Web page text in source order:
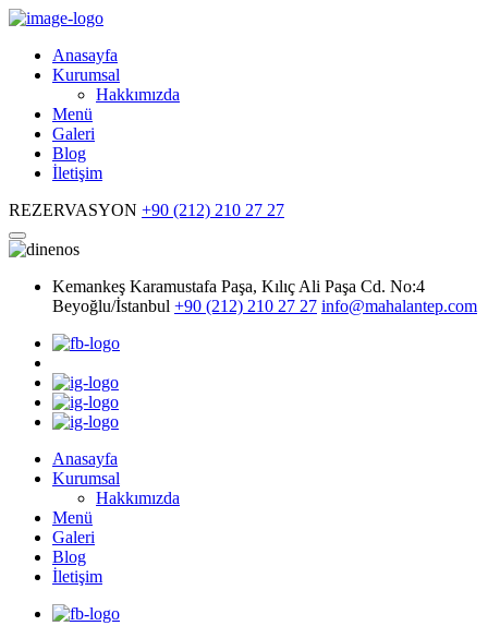
Anasayfa
Kurumsal
Hakkımızda
Menü
Galeri
Blog
İletişim
REZERVASYON +90 (212) 210 27 27
Kemankeş Karamustafa Paşa, Kılıç Ali Paşa Cd. No:4
Beyoğlu/İstanbul +90 (212) 210 27 27 info@mahalantep.com
Anasayfa
Kurumsal
Hakkımızda
Menü
Galeri
Blog
İletişim